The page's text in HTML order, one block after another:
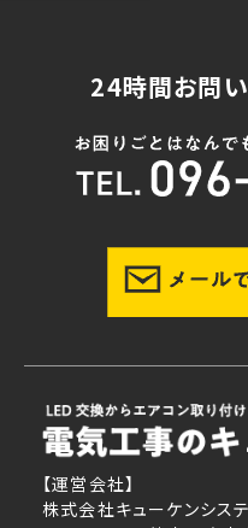
24時間お問
【運営会社】
株式会社キューケンシス